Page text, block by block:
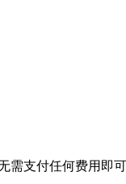
支付任何费用即可